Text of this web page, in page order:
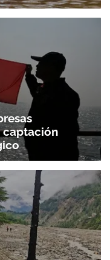
captación